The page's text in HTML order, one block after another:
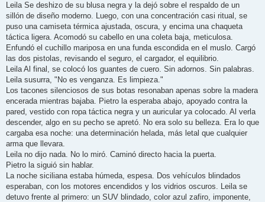
Leila Se deshizo de su blusa negra y la dejó sobre el respaldo de un
sillón de diseño moderno. Luego, con una concentración casi ritual, se
puso una camiseta térmica ajustada, oscura, y encima una chaqueta
táctica ligera. Acomodó su cabello en una coleta baja, meticulosa.
Enfundó el cuchillo mariposa en una funda escondida en el muslo. Cargó
las dos pistolas, revisando el seguro, el cargador, el equilibrio.
Leila Al final, se colocó los guantes de cuero. Sin adornos. Sin palabras.
Leila susurra, "No es venganza. Es limpieza."
Los tacones silenciosos de sus botas resonaban apenas sobre la madera
encerada mientras bajaba. Pietro la esperaba abajo, apoyado contra la
pared, vestido con ropa táctica negra y un auricular ya colocado. Al verla
descender, algo en su pecho se apretó. No era solo su belleza. Era lo que
cargaba esa noche: una determinación helada, más letal que cualquier
arma que llevara.
Leila no dijo nada. No lo miró. Caminó directo hacia la puerta.
Pietro la siguió sin hablar.
La noche siciliana estaba húmeda, espesa. Dos vehículos blindados
esperaban, con los motores encendidos y los vidrios oscuros. Leila se
detuvo frente al primero: un SUV blindado, color azul zafiro, imponente,